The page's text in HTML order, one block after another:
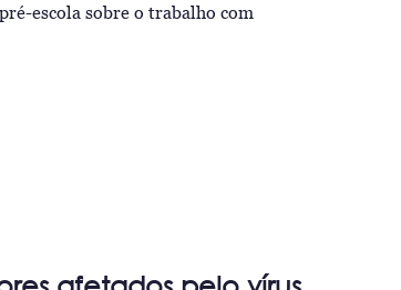
escola sobre o trabalho com